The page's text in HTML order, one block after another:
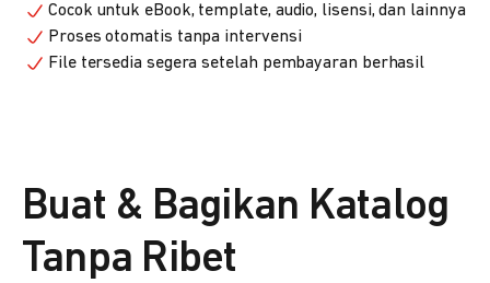
Cocok untuk eBook, template, audio, lisensi, dan lainnya
Proses otomatis tanpa intervensi
File tersedia segera setelah pembayaran berhasil
Buat & Bagikan Katalog
Tanpa Ribet